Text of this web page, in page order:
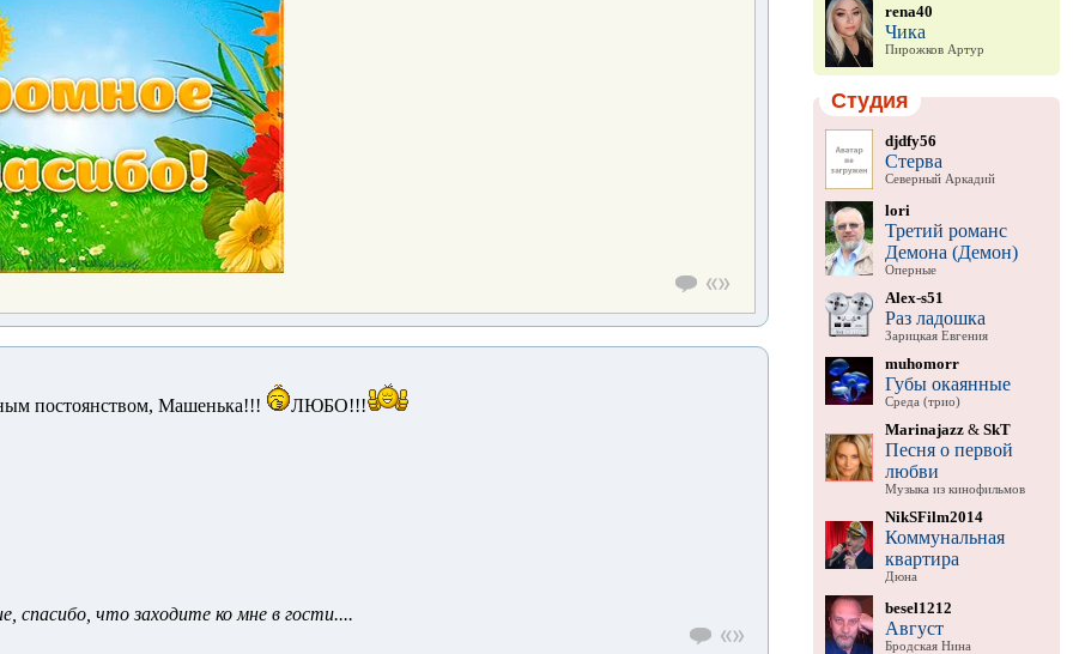
постоянством, Машенька!!! ЛЮБО!!!
спасибо, что заходите ко мне в гости....
rena40
Чика
Пирожков Артур
Студия
djdfy56
Стерва
Северный Аркадий
lori
Третий романс
Демона (Демон)
Оперные
Alex-s51
Раз ладошка
Зарицкая Евгения
muhomorr
Губы окаянные
Среда (трио)
Marinajazz& SkT
Песня о первой
любви
Музыка из кинофильмов
NikSFilm2014
Коммунальная
квартира
Дюна
besel1212
Август
Бродская Нина